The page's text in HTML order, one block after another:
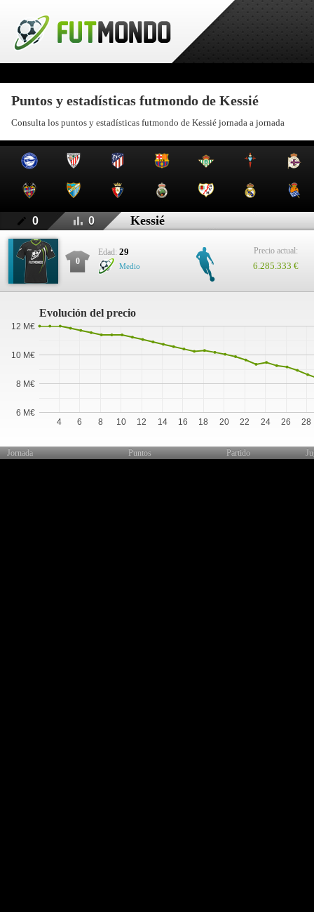
Puntos y estadísticas futmondo de Kessié
Consulta los puntos y estadísticas futmondo de Kessié jornada a jornada
0 0 Kessié
0
Edad: 29
Medio
Precio actual:
6.285.333 €
Evolución del precio
4 6 8 10 12 14 16 18 20 22 24 26 28
6 M€
8 M€
10 M€
12 M€
Jornada Puntos Partido